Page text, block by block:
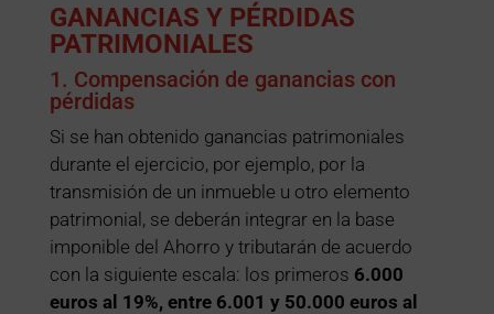
GANANCIAS Y PÉRDIDAS
PATRIMONIALES
1. Compensación de ganancias con
pérdidas
Si se han obtenido ganancias patrimoniales
durante el ejercicio, por ejemplo, por la
transmisión de un inmueble u otro elemento
patrimonial, se deberán integrar en la base
imponible del Ahorro y tributarán de acuerdo
con la siguiente escala: los primeros 6.000
euros al 19%, entre 6.001 y 50.000 euros al